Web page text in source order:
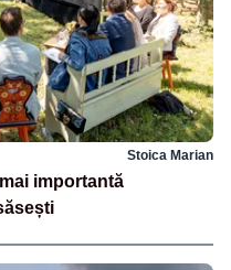
Stoica Marian
importantă